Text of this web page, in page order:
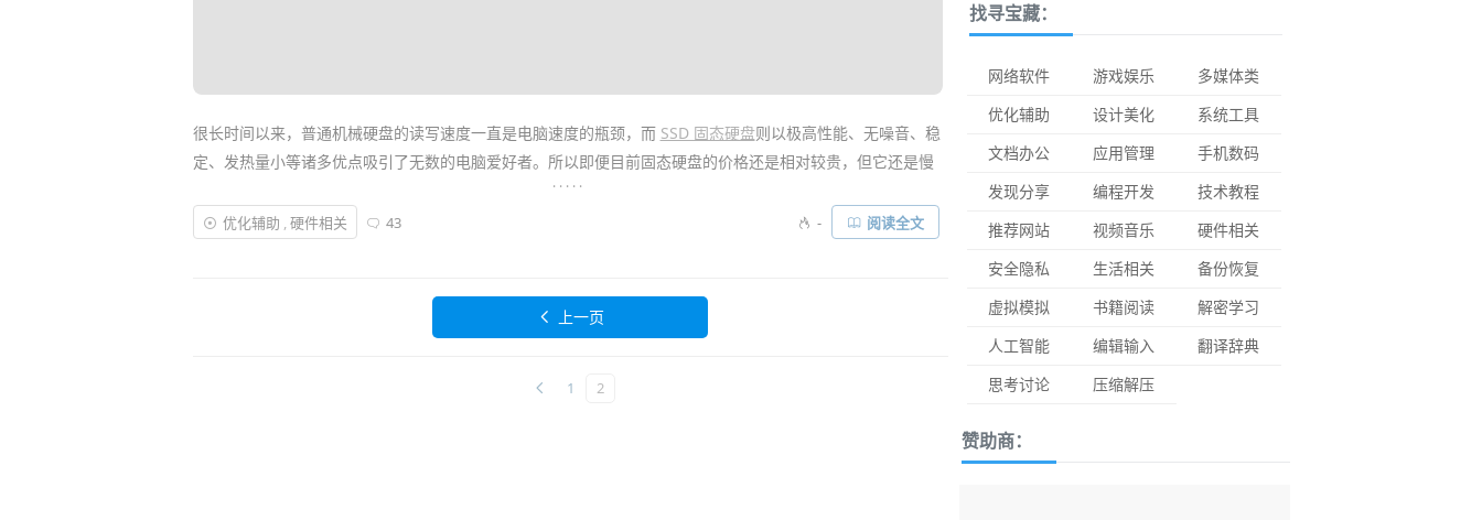
很长时间以来，普通机械硬盘的读写速度一直是电脑速度的瓶颈，而 SSD 固态硬盘则以极高性能、无噪音、稳
定、发热量小等诸多优点吸引了无数的电脑爱好者。所以即便目前固态硬盘的价格还是相对较贵，但它还是慢
可以毫不夸张地说，一旦你换了固态硬盘，整机速度立马上来了，你绝不会再愿意回到以前的年代！特别在一
降。所以今天就推荐给大家一款非常优秀的SSD固态硬盘优化软件——SSD Fresh
硬盘发挥出应有的性能，同时减少一些非必要的读写操作，从而大大延长其使用寿命……
. . . . .
优化辅助 ,硬件相关 43 - 阅读全文
上一页
1 2
找寻宝藏：
网络软件 游戏娱乐
多媒体类
优化辅助
设计美化
系统工具
文档办公
应用管理
手机数码
发现分享
编程开发
技术教程
推荐网站
视频音乐
硬件相关
安全隐私
生活相关
备份恢复
虚拟模拟
书籍阅读
解密学习
人工智能
编辑输入
翻译辞典
思考讨论
压缩解压
赞助商：